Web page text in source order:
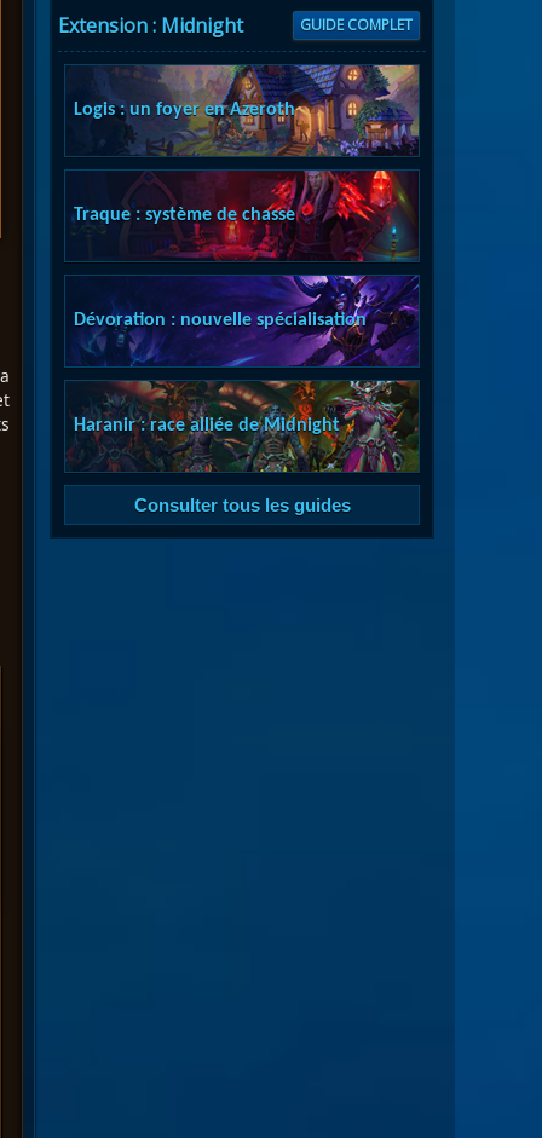
Extension : Midnight GUIDE COMPLET
Logis : un foyer en Azeroth
Traque : système de chasse
Dévoration : nouvelle spécialisation
Haranir : race alliée de Midnight
Consulter tous les guides